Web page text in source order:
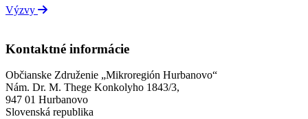
Výzvy
Kontaktné informácie
Občianske Združenie „Mikroregión Hurbanovo“
Nám. Dr. M. Thege Konkolyho 1843/3,
947 01 Hurbanovo
Slovenská republika